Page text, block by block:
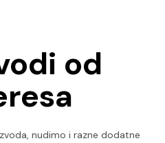
od
nudimo i razne dodatne